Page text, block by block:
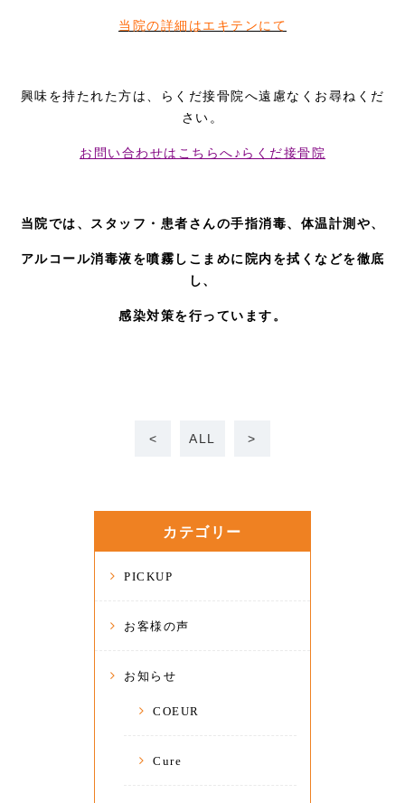
当院の詳細はエキテンにて
興味を持たれた方は、らくだ接骨院へ遠慮なくお尋ねくだ
さい。
お問い合わせはこちらへ♪らくだ接骨院
当院では、スタッフ・患者さんの手指消毒、 体温計測や、
アルコール消毒液を噴霧しこまめに院内を拭くなどを徹底
し、
感染対策を行っています。
< ALL >
カテゴリー
PICKUP
お客様の声
お知らせ
COEUR
Cure